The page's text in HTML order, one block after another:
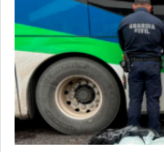
Apañan
A
Vato
Con
Más
De
27
Kg